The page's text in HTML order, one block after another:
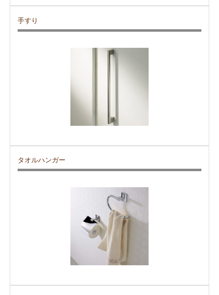
手すり
タオルハンガー